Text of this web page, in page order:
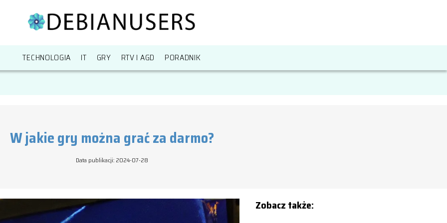
TECHNOLOGIA IT GRY RTV I AGD PORADNIK
W jakie gry można grać za darmo?
Data publikacji: 2024-07-28
Zobacz także: